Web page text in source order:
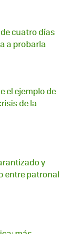
cuatro días
a probarla
el ejemplo de
de la
y
entre patronal